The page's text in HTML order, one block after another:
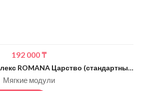
192 000₸
Мягкий игровой комплекс ROMANA Царство (стандартный)
Мягкие модули